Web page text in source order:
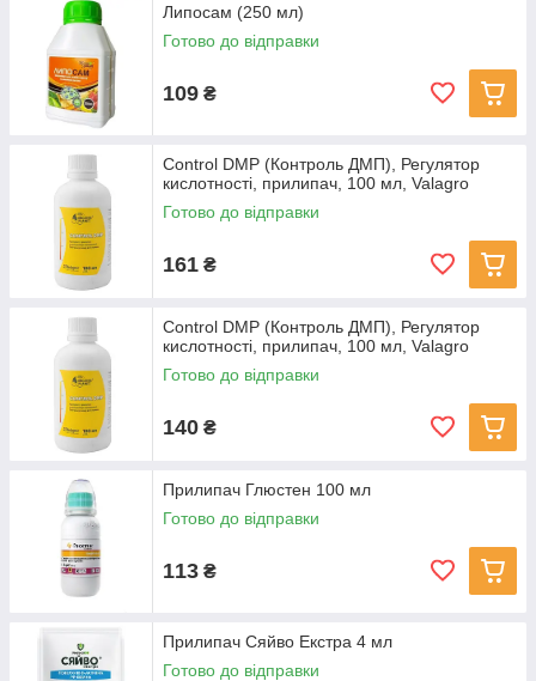
Липосам (250 мл)
Готово до відправки
109 ₴
Control DMP (Контроль ДМП), Регулятор
кислотності, прилипач, 100 мл, Valagro
Готово до відправки
161 ₴
Control DMP (Контроль ДМП), Регулятор
кислотності, прилипач, 100 мл, Valagro
Готово до відправки
140 ₴
Прилипач Глюстен 100 мл
Готово до відправки
113 ₴
Прилипач Сяйво Екстра 4 мл
Готово до відправки